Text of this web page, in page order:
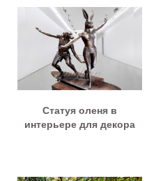
Статуя оленя в
интерьере для декора